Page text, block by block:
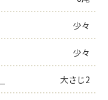
少々
少々
大さじ2